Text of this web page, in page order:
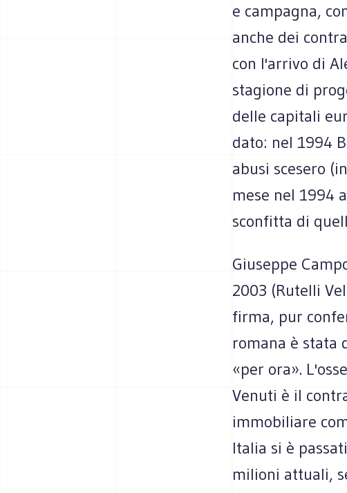
e campagna,
anche dei
con l'arrivo di
stagione di
delle capitali
dato: nel 1994
abusi scesero
mese nel 1994
sconfitta di
Giuseppe
2003 (Rutelli
firma, pur
romana è stata
«per ora».
Venuti è il
immobiliare
Italia si è
milioni attuali,